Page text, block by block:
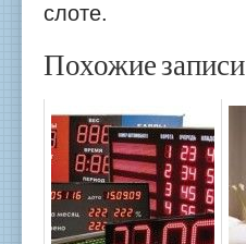
слоте.
Похожие записи